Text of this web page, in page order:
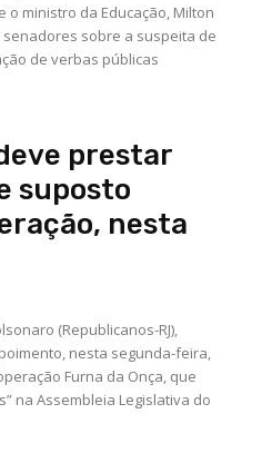
o ministro da Educação, Milton
sobre a suspeita de
de verbas públicas
prestar
suposto
nesta
(Republicanos-RJ),
nesta segunda-feira,
Furna da Onça, que
na Assembleia Legislativa do